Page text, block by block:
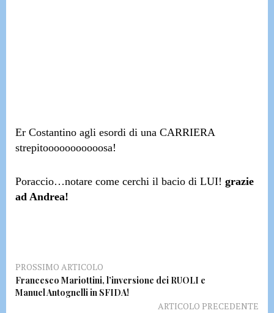
Er Costantino agli esordi di una CARRIERA
strepitooooooooooosa!
Poraccio…notare come cerchi il bacio di LUI! grazie
ad Andrea!
PROSSIMO ARTICOLO
Francesco Mariottini, l’inversione dei RUOLI e
Manuel Antognelli in SFIDA!
ARTICOLO PRECEDENTE